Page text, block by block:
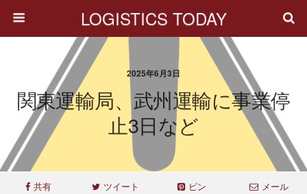
LOGISTICS TODAY
2025年6月3日
関東運輸局、武州運輸に事業停
止3日など
共有 ツイート ピン メール